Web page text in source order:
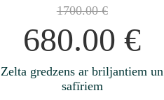
1700.00€
680.00€
Zelta gredzens ar briljantiem un
safīriem